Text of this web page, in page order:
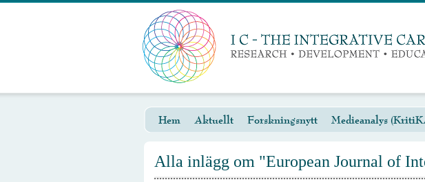
Hem Aktuellt Forskningsnytt Medieanalys
Alla inlägg om "European Journal of